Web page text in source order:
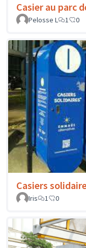
Casier au parc
Pelosse L
1 0
Casiers
Iris
1 0